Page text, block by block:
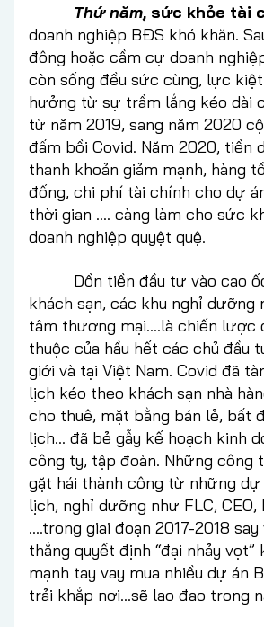
Thứ năm, sức khỏe tài
doanh nghiệp BĐS khó khăn.
đông hoặc cầm cự doanh
còn sống đều sức cùng, lực
hưởng từ sự trầm lắng kéo dài
từ năm 2019, sang năm 2020
đấm bồi Covid. Năm 2020, tiền
thanh khoản giảm mạnh, hàng
đống, chi phí tài chính cho dự
thời gian .... càng làm cho sức
doanh nghiệp quyệt quệ.
Dồn tiền đầu tư vào cao ốc
khách sạn, các khu nghỉ dưỡng
tâm thương mại….là chiến lược
thuộc của hầu hết các chủ đầu
giới và tại Việt Nam. Covid đã
lịch kéo theo khách sạn nhà
cho thuê, mặt bằng bán lẻ, bất
lịch… đã bẻ gẫy kế hoạch kinh
công ty, tập đoàn. Những công
gặt hái thành công từ những dự
lịch, nghỉ dưỡng như FLC, CEO,
….trong giai đoạn 2017-2018
thắng quyết định “đại nhảy
mạnh tay vay mua nhiều dự án
trải khắp nơi…sẽ lao đao trong